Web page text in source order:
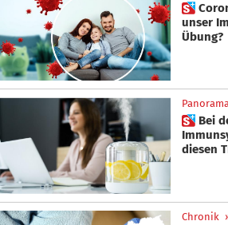
 Corona-Regeln fallen: Ist
unser
Übung?
 Bei der Arbeit das
diesen
Chronik